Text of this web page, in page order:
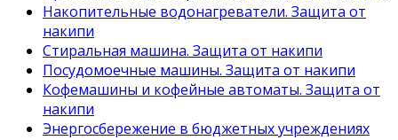
Накопительные водонагреватели. Защита от
накипи
Стиральная машина. Защита от накипи
Посудомоечные машины. Защита от накипи
Кофемашины и кофейные автоматы. Защита от
накипи
Энергосбережение в бюджетных учреждениях